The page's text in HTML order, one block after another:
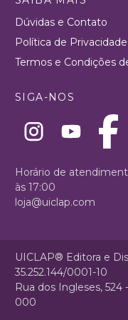
Dúvidas e Contato
Política de Privacidade
Termos e Condições
SIGA-NOS
Horário de
às 17:00
loja@uiclap.com
UICLAP® Editora e
35.252.144/0001-10
Rua dos Ingleses, 524
000